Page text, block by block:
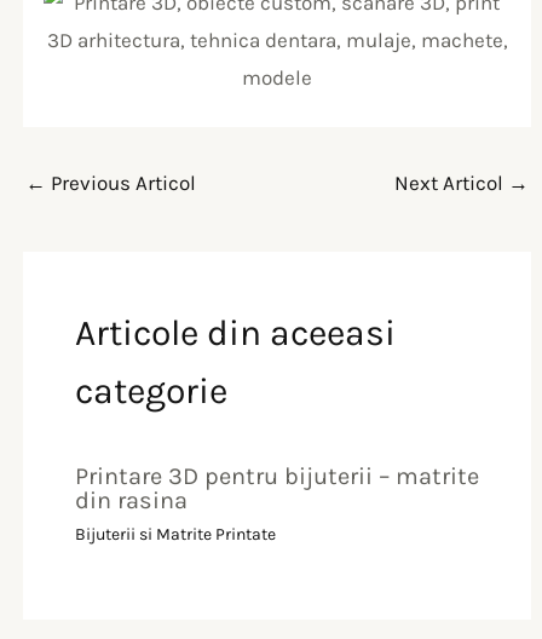
← Previous Articol Next Articol →
Articole din aceeasi
categorie
Printare 3D pentru bijuterii – matrite
din rasina
Bijuterii si Matrite Printate